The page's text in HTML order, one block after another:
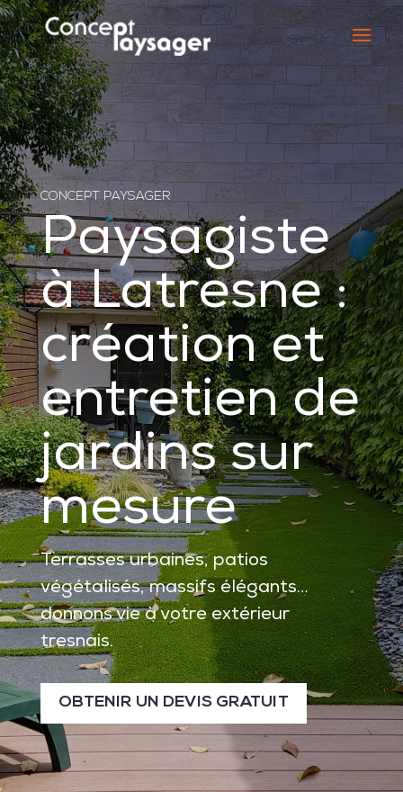
CONCEPT PAYSAGER
Paysagiste
à Latresne :
création et
entretien de
jardins sur
mesure
Terrasses urbaines, patios
végétalisés, massifs élégants…
donnons vie à votre extérieur
tresnais.
OBTENIR UN DEVIS GRATUIT